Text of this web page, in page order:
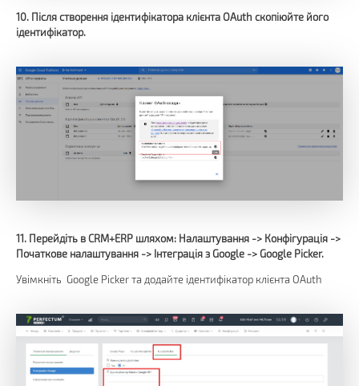
10. Після створення ідентифікатора клієнта OAuth скопіюйте його
ідентифікатор.
11. Перейдіть в CRM+ERP шляхом: Налаштування -> Конфігурація ->
Початкове налаштування -> Інтеграція з Google -> Google Picker.
Увімкніть Google Picker та додайте ідентифікатор клієнта OAuth